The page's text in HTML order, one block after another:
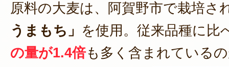
原料の大麦は、阿賀野市で栽培さ
うまもち」 を使用。従来品種に比
の量が1.4倍も多く含まれている